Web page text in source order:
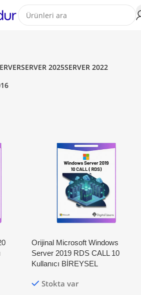
SERVER 2025SERVER 2022
Orijinal Microsoft Windows
Server 2019 RDS CALL 10
Kullanıcı BİREYSEL
Stokta var